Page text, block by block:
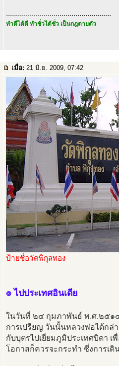
.....................................................
ทำดีได้ดี ทำชั่วได้ชั่ว เป็นกฎตายตัว
เมื่อ: 21 มิ.ย. 2009, 07:42
ป้ายชื่อวัดพิกุลทอง
๏ ไปประเทศอินเดีย
ในวันที่ ๒๔ กุมภาพันธ์ พ.ศ.๒๕๑
การเปรียญ วันนั้นหลวงพ่อได้กล่
กับบุตรไปเยี่ยมภูมิประเทศบิดา
โอกาสก็ควรจะกระทำ ซึ่งการเ